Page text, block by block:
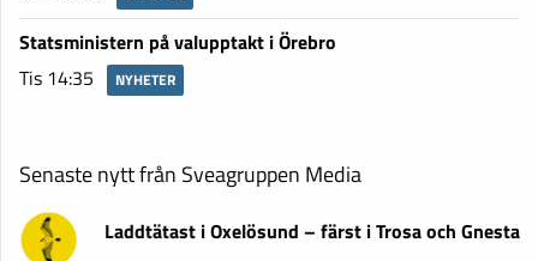
Statsministern på valupptakt i Örebro
Tis 14:35
NYHETER
Senaste nytt från Sveagruppen Media
Laddtätast i Oxelösund – färst i Trosa och Gnesta